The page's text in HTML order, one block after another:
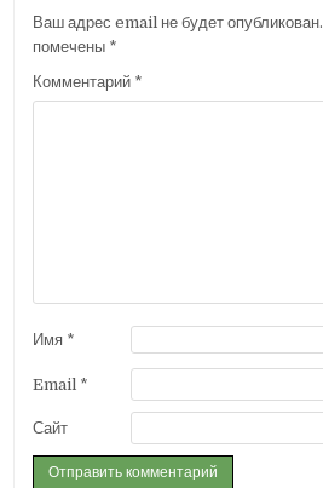
Ваш адрес email не будет опубликован.
помечены *
Комментарий *
Имя *
Email *
Сайт